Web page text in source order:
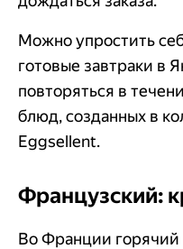
Можно упростить
готовые завтраки в
повторяться в
блюд, созданных в
Eggsellent.
Французский:
Во Франции